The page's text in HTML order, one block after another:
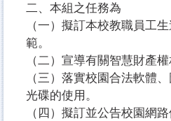
二、本組之任務為
（一）擬訂本校教職員工
範。
（二）宣導有關智慧財產
（三）落實校園合法軟體
光碟的使用。
（四）擬訂並公告校園網路